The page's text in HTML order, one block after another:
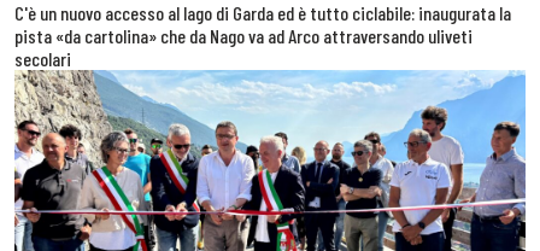
C'è un nuovo accesso al lago di Garda ed è tutto ciclabile: inaugurata la
pista «da cartolina» che da Nago va ad Arco attraversando uliveti
secolari